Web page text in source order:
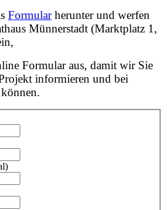
Formularherunter und werfen
Münnerstadt (Marktplatz 1,
Formular aus, damit wir Sie
informieren und bei